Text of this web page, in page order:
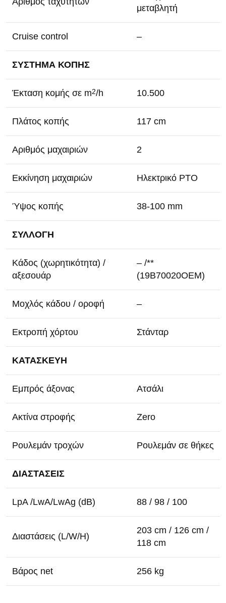
μεταβλητή
Cruise control –
ΣΥΣΤΗΜΑ ΚΟΠΗΣ
Έκταση κομής σε m2/h 10.500
Πλάτος κοπής 117 cm
Αριθμός μαχαιριών 2
Εκκίνηση μαχαιριών Ηλεκτρικό PTO
Ύψος κοπής 38-100 mm
ΣΥΛΛΟΓΗ
Κάδος (χωρητικότητα) /
αξεσουάρ
– /**
(19B70020OEM)
Μοχλός κάδου / οροφή –
Εκτροπή χόρτου Στάνταρ
ΚΑΤΑΣΚΕΥΗ
Εμπρός άξονας Ατσάλι
Ακτίνα στροφής Zero
Ρουλεμάν τροχών Ρουλεμάν σε θήκες
ΔΙΑΣΤΑΣΕΙΣ
LpA /LwA/LwAg (dB) 88 / 98 / 100
Διαστάσεις (L/W/H)
203 cm / 126 cm /
118 cm
Βάρος net 256 kg